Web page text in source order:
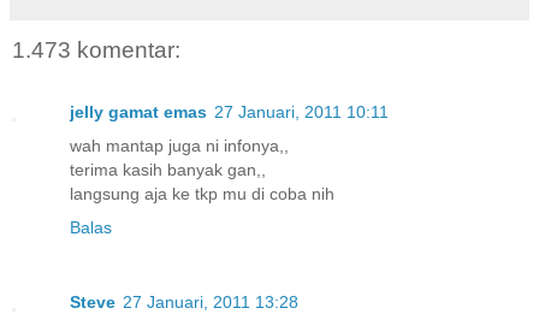
1.473 komentar:
jelly gamat emas 27 Januari, 2011 10:11
wah mantap juga ni infonya,,
terima kasih banyak gan,,
langsung aja ke tkp mu di coba nih
Balas
Steve 27 Januari, 2011 13:28